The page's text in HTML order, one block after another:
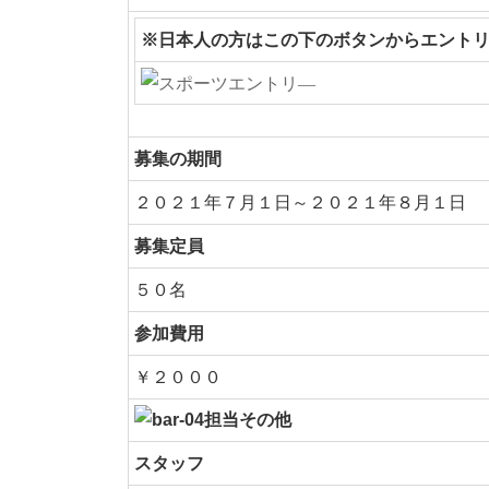
※日本人の方はこの下のボタンからエントリ
募集の期間
２０２１年７月１日 ～２０２１年８月１日
募集定員
５０名
参加費用
￥２０００
スタッフ